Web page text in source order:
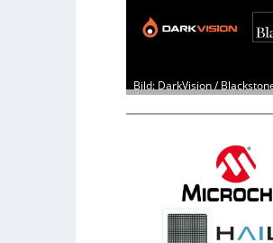
Bild: DarkVision /